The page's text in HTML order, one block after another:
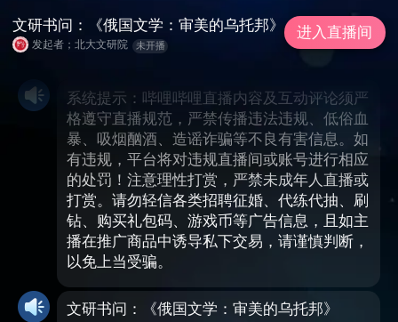
系统提示：哔哩哔哩直播内容及互动评论须严
格遵守直播规范，严禁传播违法违规、低俗血
暴、吸烟酗酒、造谣诈骗等不良有害信息。如
有违规，平台将对违规直播间或账号进行相应
的处罚！注意理性打赏，严禁未成年人直播或
打赏。请勿轻信各类招聘征婚、代练代抽、刷
钻、购买礼包码、游戏币等广告信息，且如主
播在推广商品中诱导私下交易，请谨慎判断，
以免上当受骗。
文研书问：《俄国文学：审美的乌托邦》
文研书问：《俄国文学：审美的乌托邦》
发起者；北大文研院 未开播
进入直播间